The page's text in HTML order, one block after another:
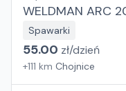
WELDMAN ARC
Spawarki
55.00 zł/dzień
+111 km Chojnice